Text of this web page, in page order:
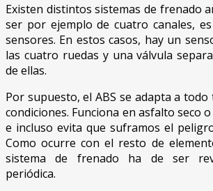
Existen distintos sistemas de frenado
ser por ejemplo de cuatro canales,
sensores. En estos casos, hay un
las cuatro ruedas y una válvula
de ellas.
Por supuesto, el ABS se adapta a
condiciones. Funciona en asfalto seco
e incluso evita que suframos el
Como ocurre con el resto de
sistema de frenado ha de ser
periódica.